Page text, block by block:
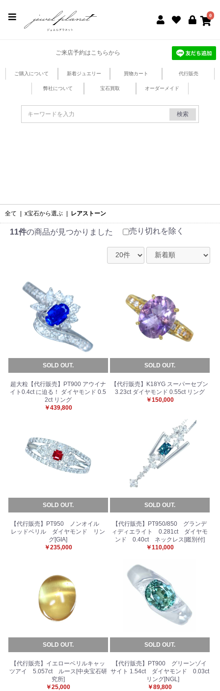
0
ご来店予約はこちらから
ご購入について 新着ジュエリー 買物カート 代行販売
弊社について 宝石買取 オーダーメイド
検索
全て | x宝石から選ぶ | レアストーン
11件の商品が見つかりました 売り切れを除く
SOLD OUT.
超大粒【代行販売】PT900 アウイナ
イト0.4ct に迫る！ ダイヤモンド 0.5
2ct リング
￥439,800
SOLD OUT.
【代行販売】K18YG スーパーセブン
3.23ct ダイヤモンド 0.55ct リング
￥150,000
SOLD OUT.
【代行販売】PT950 ノンオイル
レッドベリル ダイヤモンド リン
グ[GIA]
￥235,000
SOLD OUT.
【代行販売】PT950/850 グランデ
ィディエライト 0.281ct ダイヤモ
ンド 0.40ct ネックレス[鑑別付]
￥110,000
SOLD OUT.
【代行販売】イエローベリルキャッ
ツアイ 5.057ct ルース[中央宝石研
究所]
￥25,000
SOLD OUT.
【代行販売】PT900 グリーンゾイ
サイト 1.54ct ダイヤモンド 0.03ct
リング[NGL]
￥89,800